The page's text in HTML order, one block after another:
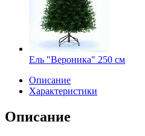
Ель "Вероника" 250 см
Описание
Характеристики
Описание